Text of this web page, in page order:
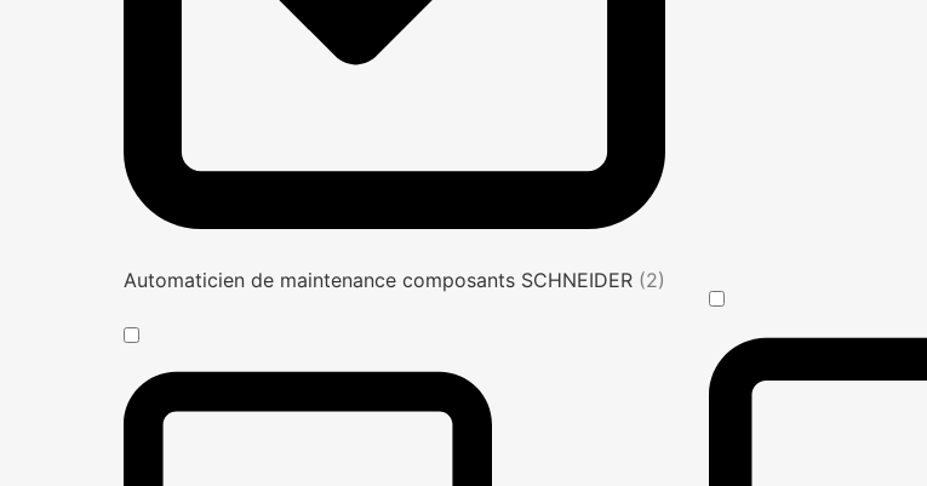
Automaticien de maintenance composants SCHNEIDER (2)